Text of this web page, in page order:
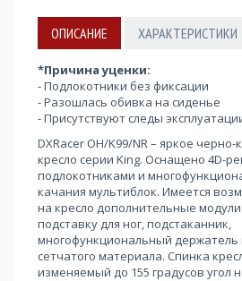
ОПИСАНИЕ ХАРАКТЕРИСТИКИ
*Причина уценки:
- Подлокотники без фиксации
- Разошлась обивка на сиденье
- Присутствуют следы
DXRacer OH/K99/NR – яркое черно-
кресло серии King. Оснащено 4D-
подлокотниками и
качания мультиблок. Имеется
на кресло дополнительные
подставку для ног, подстаканник,
многофункциональный держатель
сетчатого материала. Спинка
изменяемый до 155 градусов угол